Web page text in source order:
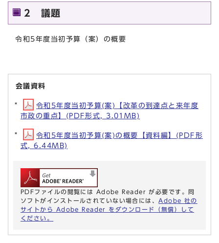
2 議題
令和5年度当初予算（案）の概要
会議資料
令和5年度当初予算(案)【改革の到達点と来年度
市政の重点】(PDF形式, 3.01MB)
令和5年度当初予算(案)の概要【資料編】(PDF形
式, 6.44MB)
PDFファイルの閲覧には Adobe Reader が必要です。同
ソフトがインストールされていない場合には、 Adobe 社の
サイトから Adobe Reader をダウンロード（無償）して
ください。